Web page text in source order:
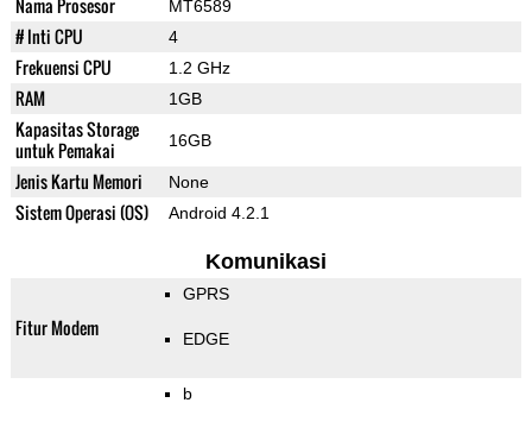
Nama Prosesor MT6589
# Inti CPU 4
Frekuensi CPU 1.2 GHz
RAM 1GB
Kapasitas Storage
untuk Pemakai
16GB
Jenis Kartu Memori None
Sistem Operasi (OS) Android 4.2.1
Komunikasi
Fitur Modem
GPRS
EDGE
b